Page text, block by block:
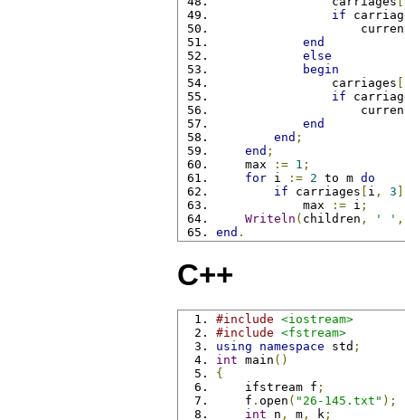
if
end
else
begin
                carriages
[
if
end
end ;
end ;
    max
:= 1 ;
for i := 2 to m do
if carriages [ i , 3 ]
            max
:= i ;
Writeln ( children , ' ' ,
end .
C++
#include <iostream>
#include <fstream>
using
namespace std ;
int main ()
{
    ifstream f
;
    f
. open ( "26-145.txt" );
int n , m , k ;